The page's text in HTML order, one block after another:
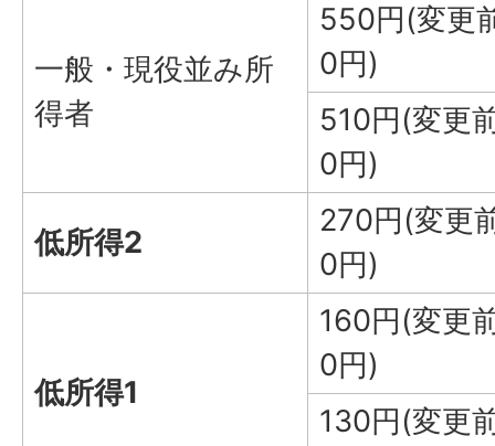
一般・現役並み所
得者
550円(変更
0円)
510円(変更
0円)
低所得2
270円(変更
0円)
低所得1
160円(変更
0円)
130円(変更